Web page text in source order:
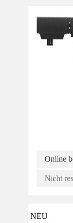
Online
Nicht
NEU